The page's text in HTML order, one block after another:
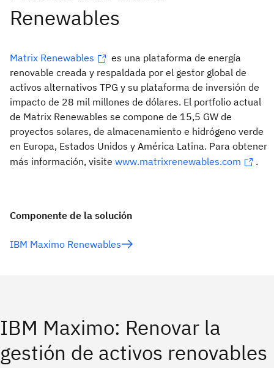
Matrix Renewables
es una plataforma de energía
renovable creada y respaldada por el gestor global de
activos alternativos TPG y su plataforma de inversión de
impacto de 28 mil millones de dólares. El portfolio actual
de Matrix Renewables se compone de 15,5 GW de
proyectos solares, de almacenamiento e hidrógeno verde
en Europa, Estados Unidos y América Latina. Para obtener
más información, visite www.matrixrenewables.com .
Componente de la solución
IBM Maximo Renewables
IBM Maximo: Renovar la
gestión de activos renovables